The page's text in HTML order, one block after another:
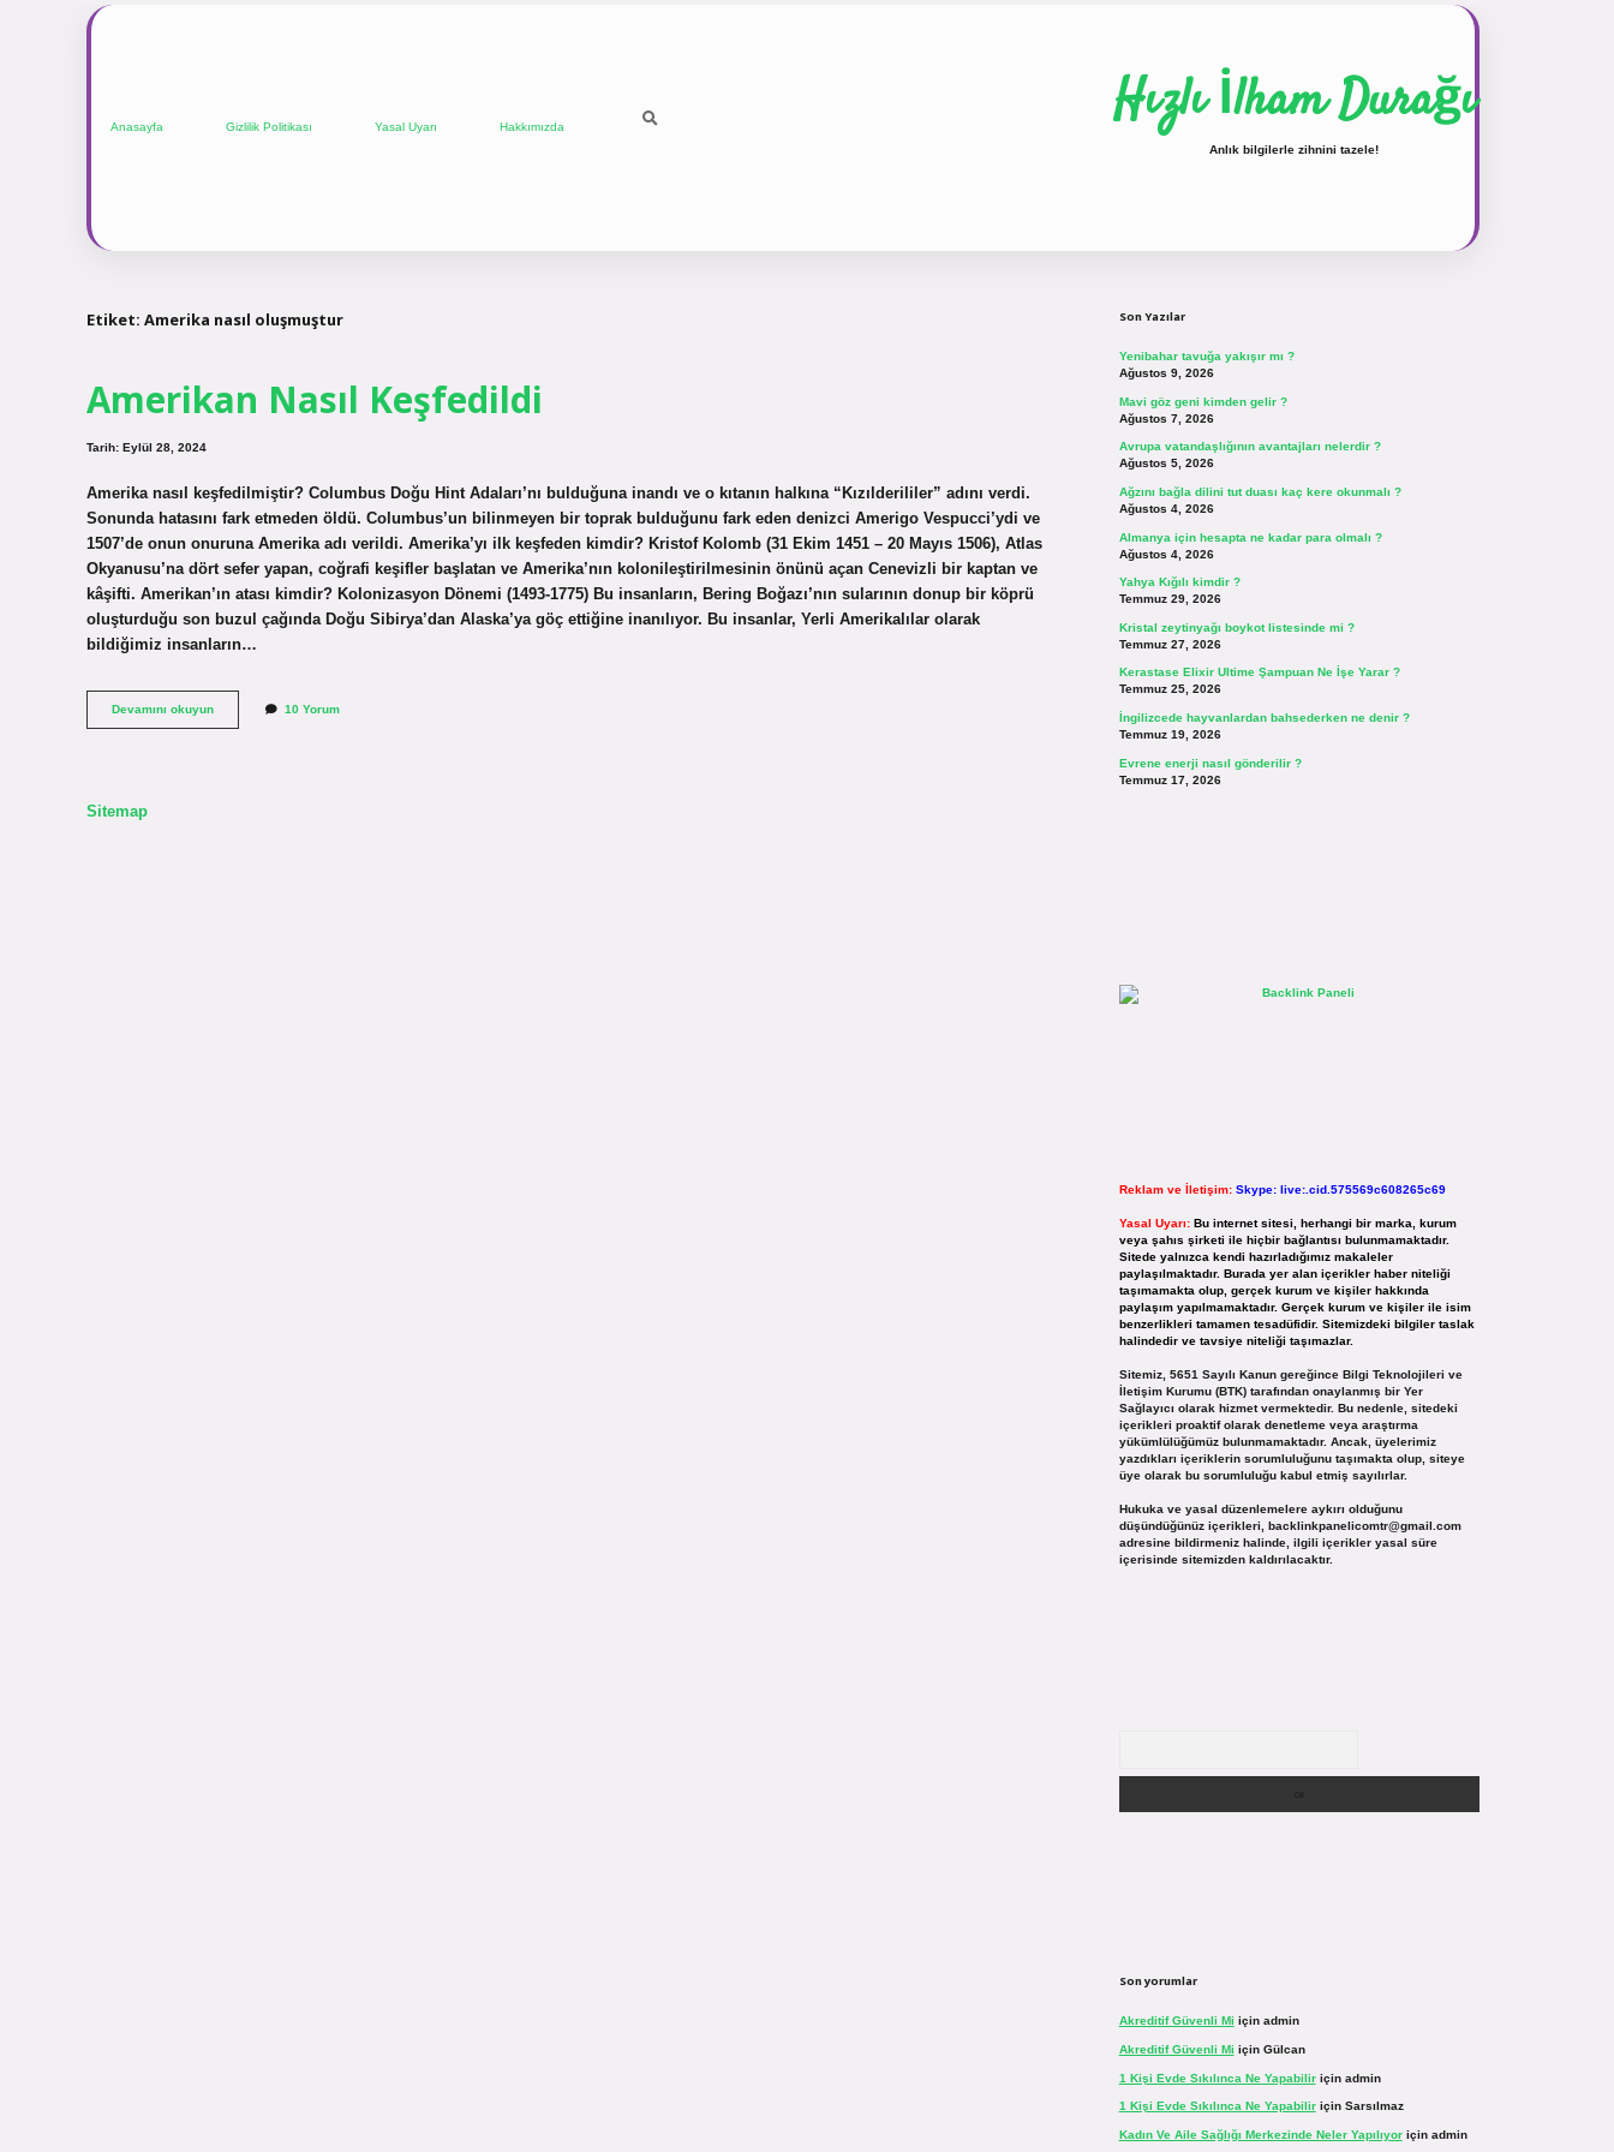
Anasayfa Gizlilik Politikası Yasal Uyarı Hakkımızda Hızlı İlham Durağı
Anlık bilgilerle zihnini tazele!
Etiket: Amerika nasıl oluşmuştur
Amerikan Nasıl Keşfedildi
Tarih: Eylül 28, 2024
Amerika nasıl keşfedilmiştir? Columbus Doğu Hint Adaları’nı bulduğuna inandı ve o kıtanın halkına “Kızılderililer” adını verdi.
Sonunda hatasını fark etmeden öldü. Columbus’un bilinmeyen bir toprak bulduğunu fark eden denizci Amerigo Vespucci’ydi ve
1507’de onun onuruna Amerika adı verildi. Amerika’yı ilk keşfeden kimdir? Kristof Kolomb (31 Ekim 1451 – 20 Mayıs 1506), Atlas
Okyanusu’na dört sefer yapan, coğrafi keşifler başlatan ve Amerika’nın kolonileştirilmesinin önünü açan Cenevizli bir kaptan ve
kâşifti. Amerikan’ın atası kimdir? Kolonizasyon Dönemi (1493-1775) Bu insanların, Bering Boğazı’nın sularının donup bir köprü
oluşturduğu son buzul çağında Doğu Sibirya’dan Alaska’ya göç ettiğine inanılıyor. Bu insanlar, Yerli Amerikalılar olarak
bildiğimiz insanların…
Devamını okuyunAmerikan
Nasıl
10 Yorum
Sitemap
Son Yazılar
Yenibahar tavuğa yakışır mı ?
Ağustos 9, 2026
Mavi göz geni kimden gelir ?
Ağustos 7, 2026
Avrupa vatandaşlığının avantajları nelerdir ?
Ağustos 5, 2026
Ağzını bağla dilini tut duası kaç kere okunmalı ?
Ağustos 4, 2026
Almanya için hesapta ne kadar para olmalı ?
Ağustos 4, 2026
Yahya Kığılı kimdir ?
Temmuz 29, 2026
Kristal zeytinyağı boykot listesinde mi ?
Temmuz 27, 2026
Kerastase Elixir Ultime Şampuan Ne İşe Yarar ?
Temmuz 25, 2026
İngilizcede hayvanlardan bahsederken ne denir ?
Temmuz 19, 2026
Evrene enerji nasıl gönderilir ?
Temmuz 17, 2026
Reklam ve İletişim: Skype: live:.cid.575569c608265c69
Yasal Uyarı: Bu internet sitesi, herhangi bir marka, kurum
veya şahıs şirketi ile hiçbir bağlantısı bulunmamaktadır.
Sitede yalnızca kendi hazırladığımız makaleler
paylaşılmaktadır. Burada yer alan içerikler haber niteliği
taşımamakta olup, gerçek kurum ve kişiler hakkında
paylaşım yapılmamaktadır. Gerçek kurum ve kişiler ile isim
benzerlikleri tamamen tesadüfidir. Sitemizdeki bilgiler taslak
halindedir ve tavsiye niteliği taşımazlar.
Sitemiz, 5651 Sayılı Kanun gereğince Bilgi Teknolojileri ve
İletişim Kurumu (BTK) tarafından onaylanmış bir Yer
Sağlayıcı olarak hizmet vermektedir. Bu nedenle, sitedeki
içerikleri proaktif olarak denetleme veya araştırma
yükümlülüğümüz bulunmamaktadır. Ancak, üyelerimiz
yazdıkları içeriklerin sorumluluğunu taşımakta olup, siteye
üye olarak bu sorumluluğu kabul etmiş sayılırlar.
Hukuka ve yasal düzenlemelere aykırı olduğunu
düşündüğünüz içerikleri, backlinkpanelicomtr@gmail.com
adresine bildirmeniz halinde, ilgili içerikler yasal süre
içerisinde sitemizden kaldırılacaktır.
Son yorumlar
Akreditif Güvenli Mi için admin
Akreditif Güvenli Mi için Gülcan
1 Kişi Evde Sıkılınca Ne Yapabiliriçin admin
1 Kişi Evde Sıkılınca Ne Yapabiliriçin Sarsılmaz
Kadın Ve Aile Sağlığı Merkezinde Neler Yapılıyoriçin admin